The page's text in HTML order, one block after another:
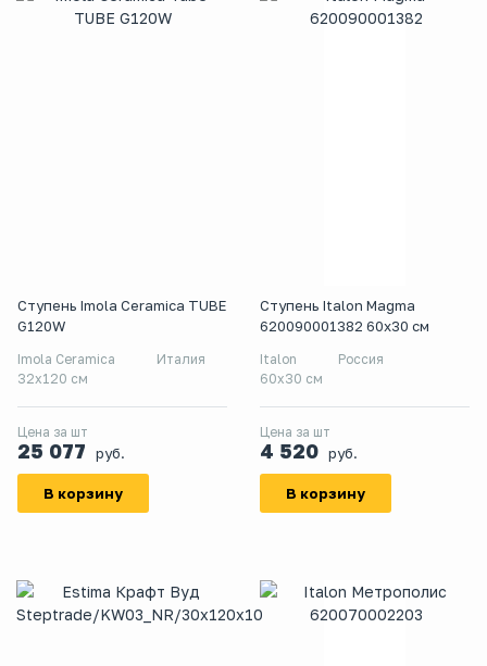
Ступень Imola Ceramica TUBE
G120W
Imola Ceramica
Италия
32x120 см
Цена за шт
25 077 руб.
В корзину
Ступень Italon Magma
620090001382 60x30 см
Italon
Россия
60x30 см
Цена за шт
4 520 руб.
В корзину